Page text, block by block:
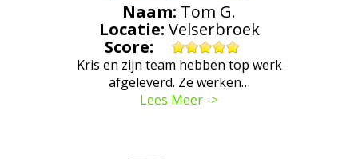
Naam: Tom G.
Locatie: Velserbroek
Score:
Kris en zijn team hebben top werk
afgeleverd. Ze werken…
Lees Meer ->